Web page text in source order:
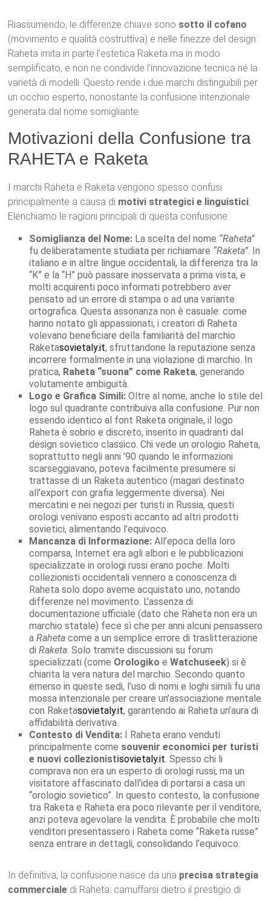
Riassumendo, le differenze chiave sono sotto il cofano
(movimento e qualità costruttiva) e nelle finezze del design:
Raheta imita in parte l’estetica Raketa ma in modo
semplificato, e non ne condivide l’innovazione tecnica né la
varietà di modelli. Questo rende i due marchi distinguibili per
un occhio esperto, nonostante la confusione intenzionale
generata dal nome somigliante.
Motivazioni della Confusione tra
RAHETA e Raketa
I marchi Raheta e Raketa vengono spesso confusi
principalmente a causa di motivi strategici e linguistici.
Elenchiamo le ragioni principali di questa confusione:
Somiglianza del Nome: La scelta del nome “Raheta”
fu deliberatamente studiata per richiamare “Raketa”. In
italiano e in altre lingue occidentali, la differenza tra la
“K” e la “H” può passare inosservata a prima vista, e
molti acquirenti poco informati potrebbero aver
pensato ad un errore di stampa o ad una variante
ortografica. Questa assonanza non è casuale: come
hanno notato gli appassionati, i creatori di Raheta
volevano beneficiare della familiarità del marchio
Raketasovietaly.it, sfruttandone la reputazione senza
incorrere formalmente in una violazione di marchio. In
pratica, Raheta “suona” come Raketa, generando
volutamente ambiguità.
Logo e Grafica Simili: Oltre al nome, anche lo stile del
logo sul quadrante contribuiva alla confusione. Pur non
essendo identico al font Raketa originale, il logo
Raheta è sobrio e discreto, inserito in quadranti dal
design sovietico classico. Chi vede un orologio Raheta,
soprattutto negli anni ’90 quando le informazioni
scarseggiavano, poteva facilmente presumere si
trattasse di un Raketa autentico (magari destinato
all’export con grafia leggermente diversa). Nei
mercatini e nei negozi per turisti in Russia, questi
orologi venivano esposti accanto ad altri prodotti
sovietici, alimentando l’equivoco.
Mancanza di Informazione: All’epoca della loro
comparsa, Internet era agli albori e le pubblicazioni
specializzate in orologi russi erano poche. Molti
collezionisti occidentali vennero a conoscenza di
Raheta solo dopo averne acquistato uno, notando
differenze nel movimento. L’assenza di
documentazione ufficiale (dato che Raheta non era un
marchio statale) fece sì che per anni alcuni pensassero
aRaheta come a un semplice errore di traslitterazione
diRaketa. Solo tramite discussioni su forum
specializzati (come Orologiko eWatchuseek) si è
chiarita la vera natura del marchio. Secondo quanto
emerso in queste sedi, l’uso di nomi e loghi simili fu una
mossa intenzionale per creare un’associazione mentale
con Raketasovietaly.it, garantendo ai Raheta un’aura di
affidabilità derivativa.
Contesto di Vendita: I Raheta erano venduti
principalmente come souvenir economici per turisti
e nuovi collezionistisovietaly.it. Spesso chi li
comprava non era un esperto di orologi russi, ma un
visitatore affascinato dall’idea di portarsi a casa un
“orologio sovietico”. In questo contesto, la confusione
tra Raketa e Raheta era poco rilevante per il venditore,
anzi poteva agevolare la vendita. È probabile che molti
venditori presentassero i Raheta come “Raketa russe”
senza entrare in dettagli, consolidando l’equivoco.
In definitiva, la confusione nasce da una precisa strategia
commerciale di Raheta: camuffarsi dietro il prestigio di